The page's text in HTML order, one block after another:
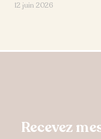
12 juin 2026
Recevez